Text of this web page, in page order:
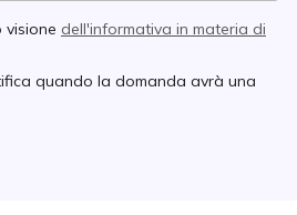
visione dell'informativa in materia di
quando la domanda avrà una